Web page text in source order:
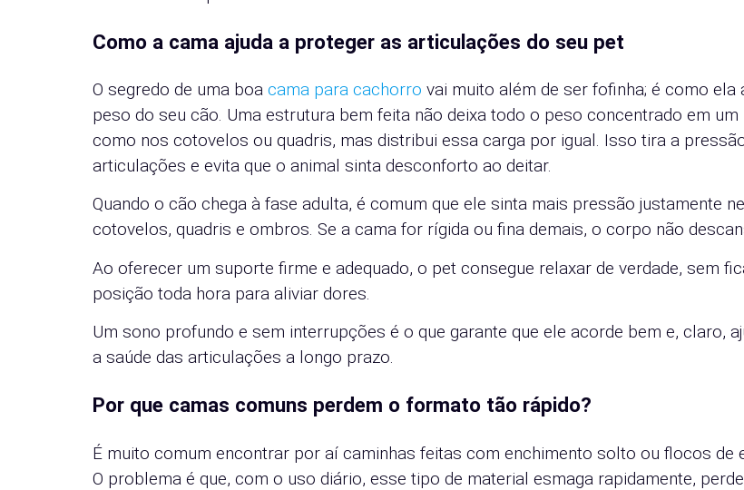
Como a cama ajuda a proteger as articulações do seu pet
O segredo de uma boa cama para cachorro vai muito além de ser fofinha; é como ela
peso do seu cão. Uma estrutura bem feita não deixa todo o peso concentrado em um
como nos cotovelos ou quadris, mas distribui essa carga por igual. Isso tira a
articulações e evita que o animal sinta desconforto ao deitar.
Quando o cão chega à fase adulta, é comum que ele sinta mais pressão justamente
cotovelos, quadris e ombros. Se a cama for rígida ou fina demais, o corpo não
Ao oferecer um suporte firme e adequado, o pet consegue relaxar de verdade, sem
posição toda hora para aliviar dores.
Um sono profundo e sem interrupções é o que garante que ele acorde bem e, claro,
a saúde das articulações a longo prazo.
Por que camas comuns perdem o formato tão rápido?
É muito comum encontrar por aí caminhas feitas com enchimento solto ou flocos de
O problema é que, com o uso diário, esse tipo de material esmaga rapidamente,